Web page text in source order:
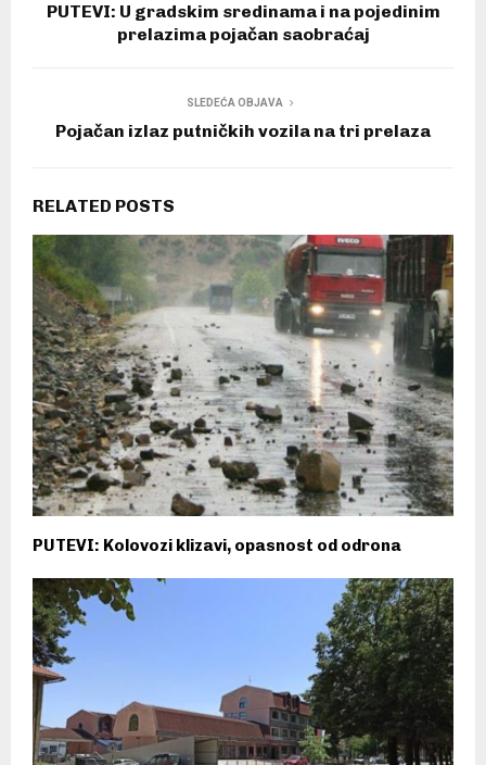
PUTEVI: U gradskim sredinama i na pojedinim
prelazima pojačan saobraćaj
SLEDEĆA OBJAVA
Pojačan izlaz putničkih vozila na tri prelaza
RELATED POSTS
PUTEVI: Kolovozi klizavi, opasnost od odrona